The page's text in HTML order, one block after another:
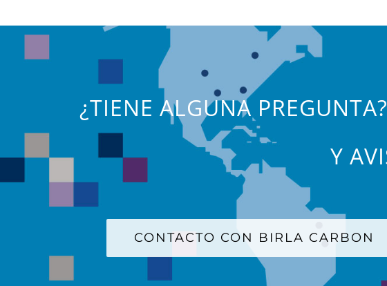
¿TIENE ALGUNA
Y
CONTACTO CON BIRLA CARBON